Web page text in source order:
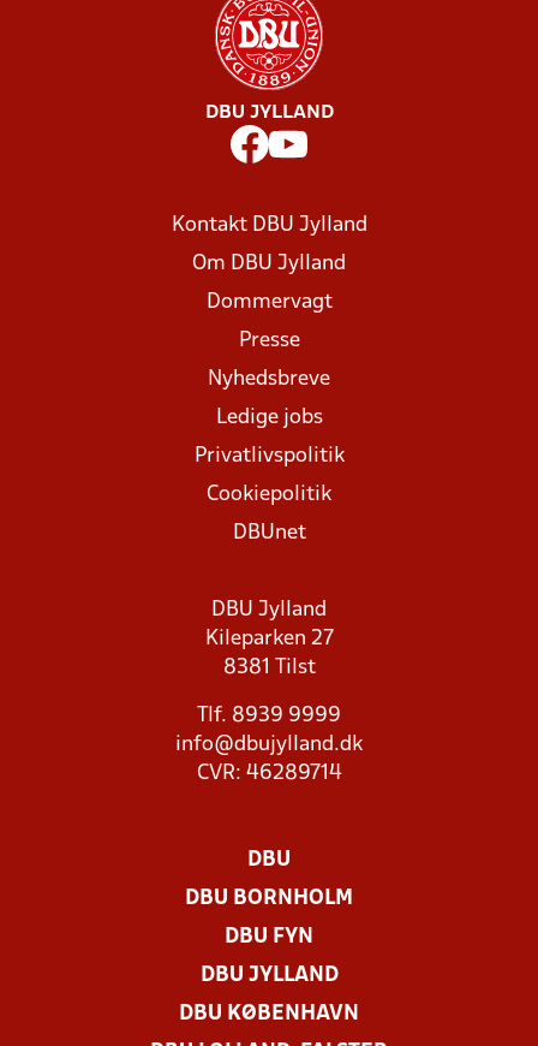
DBU JYLLAND
Kontakt DBU Jylland
Om DBU Jylland
Dommervagt
Presse
Nyhedsbreve
Ledige jobs
Privatlivspolitik
Cookiepolitik
DBUnet
DBU Jylland
Kileparken 27
8381 Tilst
Tlf. 8939 9999
info@dbujylland.dk
CVR: 46289714
DBU
DBU BORNHOLM
DBU FYN
DBU JYLLAND
DBU KØBENHAVN